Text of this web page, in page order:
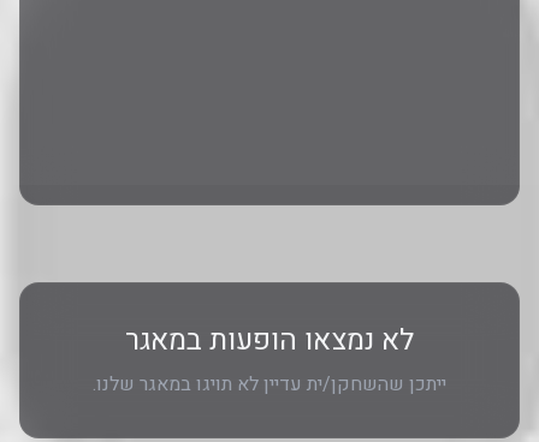
לא נמצאו הופעות במאגר
ייתכן שהשחקן/ית עדיין לא תויגו במאגר שלנו.